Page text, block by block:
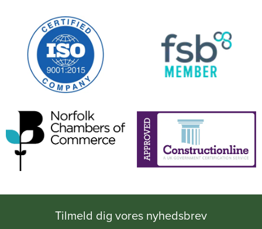
Tilmeld dig vores nyhedsbrev